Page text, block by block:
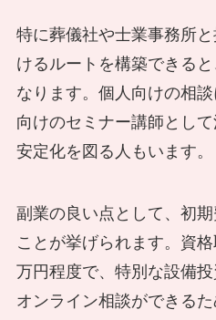
特に葬儀社や士業事務所
けるルートを構築できる
なります。個人向けの相
向けのセミナー講師とし
安定化を図る人もいます。
副業の良い点として、初
ことが挙げられます。資
万円程度で、特別な設備
オンライン相談ができる